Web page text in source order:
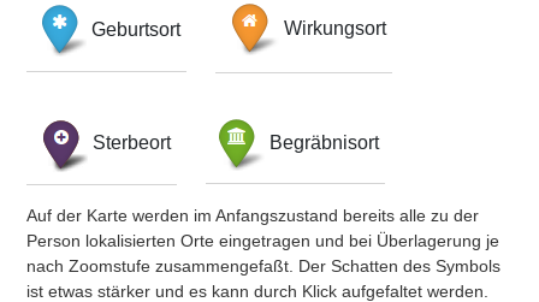
Geburtsort Wirkungsort
Sterbeort Begräbnisort
Auf der Karte werden im Anfangszustand bereits alle zu der
Person lokalisierten Orte eingetragen und bei Überlagerung je
nach Zoomstufe zusammengefaßt. Der Schatten des Symbols
ist etwas stärker und es kann durch Klick aufgefaltet werden.